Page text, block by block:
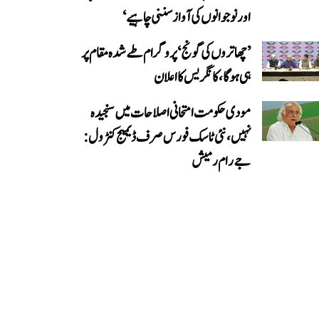
اور نوجوانوں کی آواز سننی چاہیے‘
’چھاتروں کی گونج‘ پروگرام طے شدہ مقام پر
ہی ہوگا، کانگریس کا اعلان
مودی حکومت امتحانی اصلاحات میں سنجیدہ
نہیں، نئی ٹاسک فورس صرف ڈیمیج کنٹرول:
جے رام رمیش